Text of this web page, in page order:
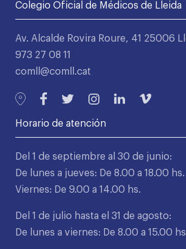
Colegio Oficial de Médicos de Lleida
Av. Alcalde Rovira Roure, 41 25006
973 27 08 11
comll@comll.cat
Horario de atención
Del 1 de septiembre al 30 de junio:
De lunes a jueves: De 8.00 a 18.00 hs.
Viernes: De 9.00 a 14.00 hs.
Del 1 de julio hasta el 31 de agosto:
De lunes a viernes: De 8.00 a 15.00